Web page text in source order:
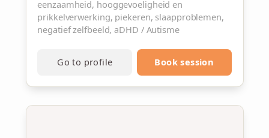
eenzaamheid, hooggevoeligheid en
prikkelverwerking, piekeren, slaapproblemen,
negatief zelfbeeld, aDHD / Autisme
Go to profile Book session